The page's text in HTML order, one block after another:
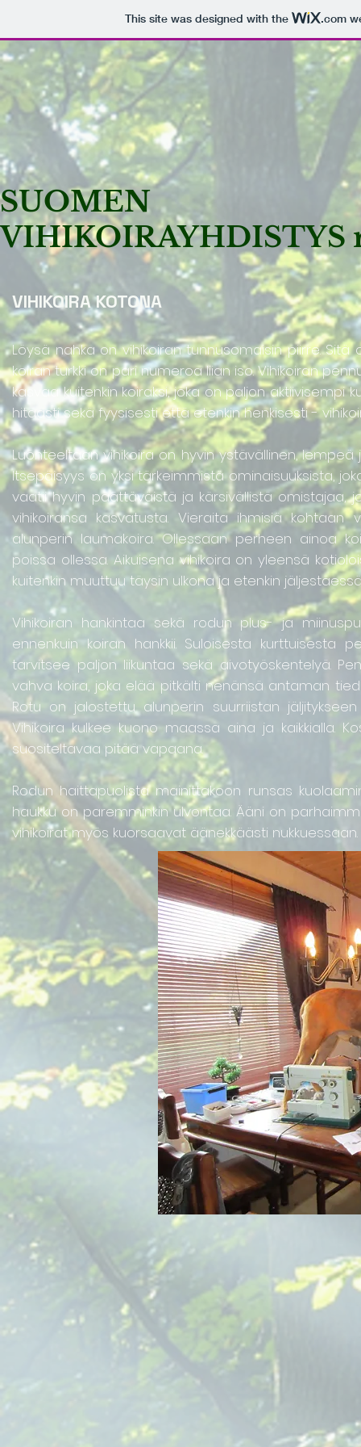
This site was designed with the .com
SUOMEN
VIHIKOIRAYHDISTYS
VIHIKOIRA KOTONA
Löysä nahka on vihikoiran tunnusomaisin piirre.
koiran turkki on pari numeroa liian iso. Vihikoiran
kasvaa kuitenkin koiraksi, joka on paljon aktiivisempi
hitaasti sekä fyysisesti että etenkin henkisesti -
Luonteeltaan vihikoira on hyvin ystävällinen,
Itsepäisyys on yksi tärkeimmistä ominaisuuksista,
vaatii hyvin päättäväistä ja kärsivällistä omistajaa,
vihikoiransa kasvatusta. Vieraita ihmisiä
alunperin laumakoira. Ollessaan perheen ainoa
poissa ollessa. Aikuisena vihikoira on yleensä
kuitenkin muuttuu täysin ulkona ja etenkin
Vihikoiran hankintaa sekä rodun plus- ja
ennenkuin koiran hankkii. Suloisesta kurttuisesta
tarvitsee paljon liikuntaa sekä aivotyöskentelyä.
vahva koira, joka elää pitkälti nenänsä antaman
Rotu on jalostettu alunperin suurriistan
Vihikoira kulkee kuono maassa aina ja kaikkialla.
suositeltavaa pitää vapaana.
Rodun haittapuolista mainittakoon runsas
haukku on paremminkin ulvontaa. Ääni on
vihikoirat myös kuorsaavat äänekkäästi nukkuessaan.